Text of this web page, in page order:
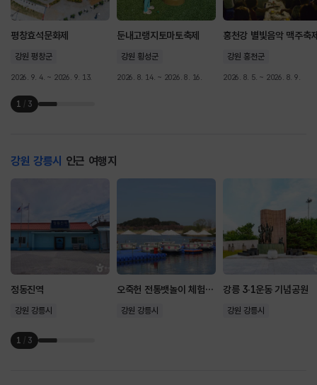
평창효석문화제
강원 평창군
2026. 9. 4. ~ 2026. 9. 13.
둔내고랭지토마토축제
강원 횡성군
2026. 8. 14. ~ 2026. 8. 16.
홍천강 별빛음악 맥주축
강원 홍천군
2026. 8. 5. ~ 2026. 8. 9.
1 / 3
강원 강릉시 인근 여행지
정동진역
강원 강릉시
오죽헌 전통뱃놀이 체험시설
강원 강릉시
강릉 3·1운동 기념공원
강원 강릉시
1 / 3